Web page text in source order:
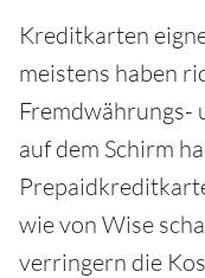
Kreditkarten
meistens haben
Fremdwährungs-
auf dem Schirm
wie von Wise
verringern die